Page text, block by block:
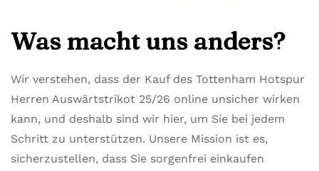
Was macht uns anders?
Wir verstehen, dass der Kauf des Tottenham Hotspur
Herren Auswärtstrikot 25/26 online unsicher wirken
kann, und deshalb sind wir hier, um Sie bei jedem
Schritt zu unterstützen. Unsere Mission ist es,
sicherzustellen, dass Sie sorgenfrei einkaufen